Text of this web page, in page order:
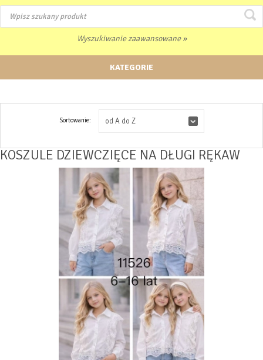
Wyszukiwanie zaawansowane »
KATEGORIE
Sortowanie: od A do Z
KOSZULE DZIEWCZIĘCE NA DŁUGI RĘKAW